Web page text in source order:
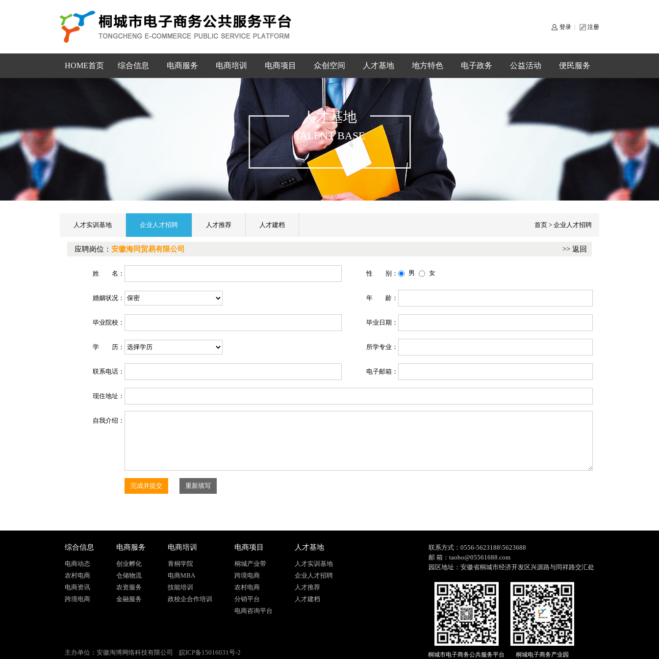
登录 注册
HOME首页 综合信息 电商服务 电商培训 电商项目 众创空间 人才基地 地方特色 电子政务 公益活动 便民服务
人才基地
TALENT BASE
人才实训基地 企业人才招聘 人才推荐 人才建档 首页 > 企业人才招聘
应聘岗位： 安徽海同贸易有限公司 >> 返回
姓 名： 性 别： 男 女
婚姻状况： 年 龄：
毕业院校： 毕业日期：
学 历： 所学专业：
联系电话： 电子邮箱：
现住地址：
自我介绍：
综合信息
电商动态
农村电商
电商资讯
跨境电商
电商服务
创业孵化
仓储物流
农资服务
金融服务
电商培训
青桐学院
电商MBA
技能培训
政校企合作培训
电商项目
桐城产业带
跨境电商
农村电商
分销平台
电商咨询平台
人才基地
人才实训基地
企业人才招聘
人才推荐
人才建档
主办单位：安徽淘博网络科技有限公司 皖ICP备15016031号-2
联系方式：0556-5623188\5623688
邮 箱：taobo@05561688.com
园区地址：安徽省桐城市经济开发区兴源路与同祥路交汇处
桐城市电子商务公共服务平台 桐城电子商务产业园